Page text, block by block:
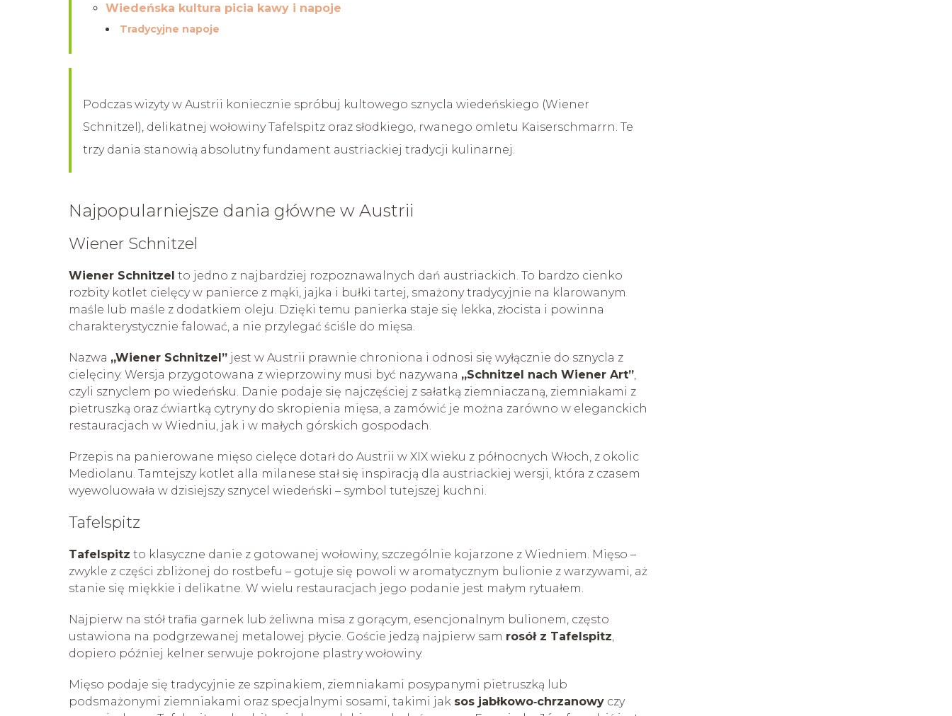
Wiedeńska kultura picia kawy i napoje
Tradycyjne napoje
Podczas wizyty w Austrii koniecznie spróbuj kultowego sznycla wiedeńskiego (Wiener
Schnitzel), delikatnej wołowiny Tafelspitz oraz słodkiego, rwanego omletu Kaiserschmarrn. Te
trzy dania stanowią absolutny fundament austriackiej tradycji kulinarnej.
Najpopularniejsze dania główne w Austrii
Wiener Schnitzel
Wiener Schnitzel to jedno z najbardziej rozpoznawalnych dań austriackich. To bardzo cienko
rozbity kotlet cielęcy w panierce z mąki, jajka i bułki tartej, smażony tradycyjnie na klarowanym
maśle lub maśle z dodatkiem oleju. Dzięki temu panierka staje się lekka, złocista i powinna
charakterystycznie falować, a nie przylegać ściśle do mięsa.
Nazwa „Wiener Schnitzel” jest w Austrii prawnie chroniona i odnosi się wyłącznie do sznycla z
cielęciny. Wersja przygotowana z wieprzowiny musi być nazywana „Schnitzel nach Wiener Art”
czyli sznyclem po wiedeńsku. Danie podaje się najczęściej z sałatką ziemniaczaną, ziemniakami z
pietruszką oraz ćwiartką cytryny do skropienia mięsa, a zamówić je można zarówno w eleganckich
restauracjach w Wiedniu, jak i w małych górskich gospodach.
Przepis na panierowane mięso cielęce dotarł do Austrii w XIX wieku z północnych Włoch, z okolic
Mediolanu. Tamtejszy kotlet alla milanese stał się inspiracją dla austriackiej wersji, która z czasem
wyewoluowała w dzisiejszy sznycel wiedeński – symbol tutejszej kuchni.
Tafelspitz
Tafelspitz to klasyczne danie z gotowanej wołowiny, szczególnie kojarzone z Wiedniem. Mięso –
zwykle z części zbliżonej do rostbefu – gotuje się powoli w aromatycznym bulionie z warzywami, aż
stanie się miękkie i delikatne. W wielu restauracjach jego podanie jest małym rytuałem.
Najpierw na stół trafia garnek lub żeliwna misa z gorącym, esencjonalnym bulionem, często
ustawiona na podgrzewanej metalowej płycie. Goście jedzą najpierw sam rosół z Tafelspitz
dopiero później kelner serwuje pokrojone plastry wołowiny.
Mięso podaje się tradycyjnie ze szpinakiem, ziemniakami posypanymi pietruszką lub
podsmażonymi ziemniakami oraz specjalnymi sosami, takimi jak sos jabłkowo‑chrzanowy czy